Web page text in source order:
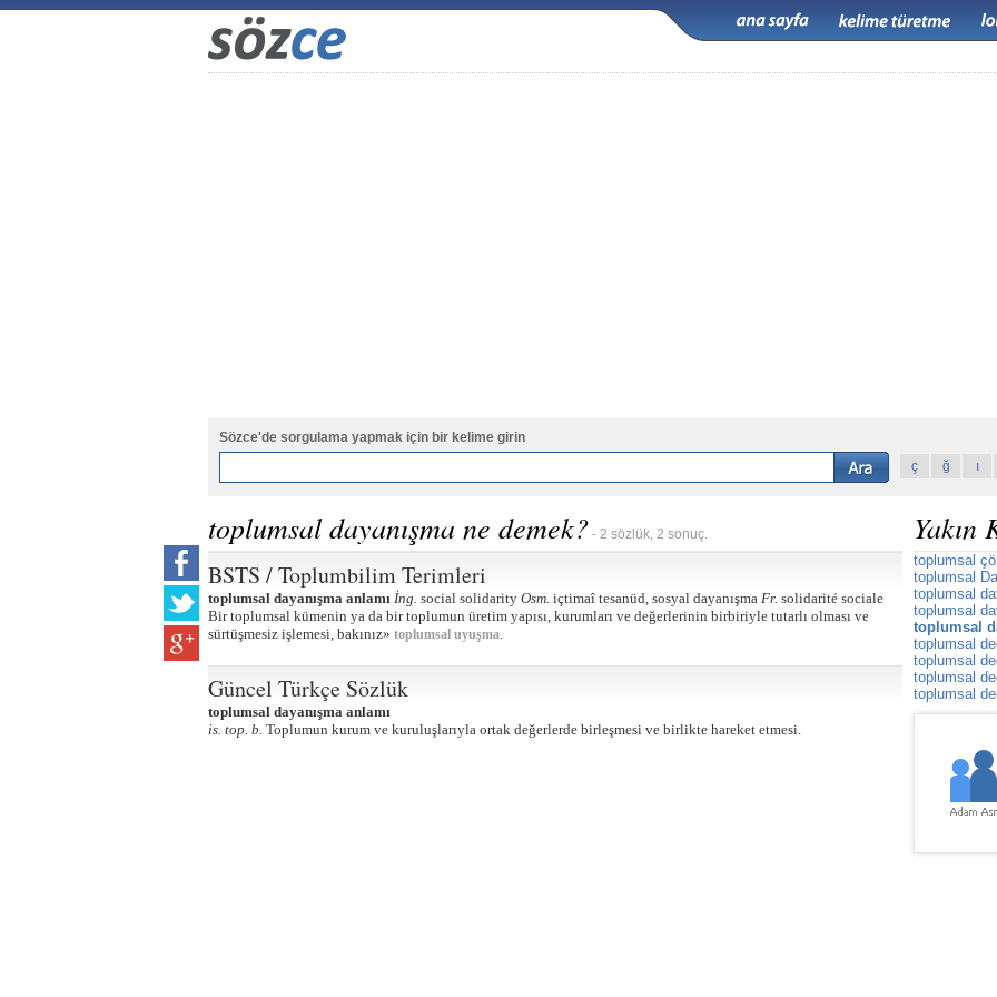
Sözce'de sorgulama yapmak için bir kelime girin
ç
ğ ı
toplumsal dayanışma ne demek? - 2 sözlük, 2 sonuç.
BSTS / Toplumbilim Terimleri
toplumsal dayanışma anlamı İng. social solidarity Osm. içtimaî tesanüd, sosyal dayanışma Fr. solidarité sociale
Bir toplumsal kümenin ya da bir toplumun üretim yapısı, kurumları ve değerlerinin birbiriyle tutarlı olması ve
sürtüşmesiz işlemesi, bakınız» toplumsal uyuşma.
Güncel Türkçe Sözlük
toplumsal dayanışma anlamı
is. top. b. Toplumun kurum ve kuruluşlarıyla ortak değerlerde birleşmesi ve birlikte hareket etmesi.
Yakın
toplumsal
toplumsal
toplumsal
toplumsal
toplumsal
toplumsal
toplumsal
toplumsal
toplumsal